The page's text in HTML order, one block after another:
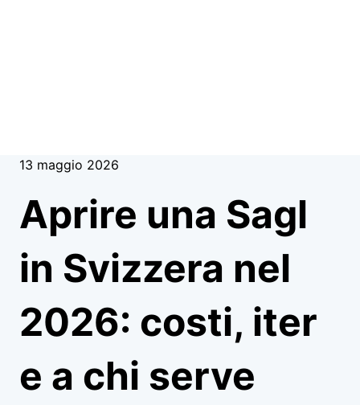
13 maggio 2026
Aprire una Sagl
in Svizzera nel
2026: costi, iter
e a chi serve